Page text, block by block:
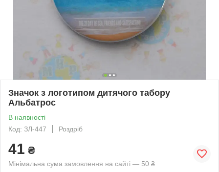
Значок з логотипом дитячого табору
Альбатрос
В наявності
Код: ЗЛ-447
Роздріб
41 ₴
Мінімальна сума замовлення на сайті — 50 ₴